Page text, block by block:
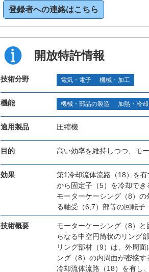
登録者への連絡はこちら
開放特許情報
技術分野 電気・電子 機械・加工
機能 機械・部品の製造 加熱・冷却
適用製品 圧縮機
目的 高い効率を維持しつつ、モ
効果
第1冷却流体流路（18）を
から固定子（5）を冷却でき
モーターケーシング（8）
る軸受（6,7）部等の回転子
技術概要
モーターケーシング（8）
らなる中空円筒状のリング
リング部材（9）は、外周
ング（8）の内周面が密接
冷却流体流路（18）を有し、